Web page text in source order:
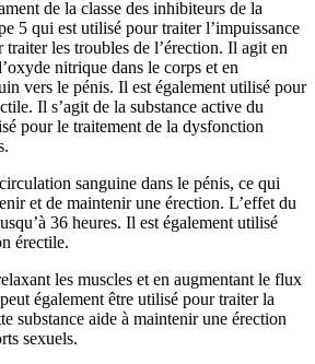
de la classe des inhibiteurs de la
5 qui est utilisé pour traiter l’impuissance
traiter les troubles de l’érection. Il agit en
nitrique dans le corps et en
vers le pénis. Il est également utilisé pour
Il s’agit de la substance active du
pour le traitement de la dysfonction
sanguine dans le pénis, ce qui
et de maintenir une érection. L’effet du
36 heures. Il est également utilisé
érectile.
les muscles et en augmentant le flux
également être utilisé pour traiter la
substance aide à maintenir une érection
sexuels.